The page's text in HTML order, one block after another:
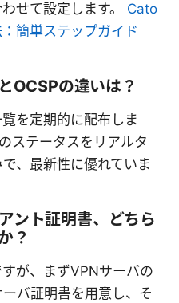
せて設定します。 Cato
簡単ステップガイド
OCSPの違いは？
を定期的に配布しま
ステータスをリアルタ
、最新性に優れていま
ント証明書、どちら
？
が、まずVPNサーバの
バ証明書を用意し、そ